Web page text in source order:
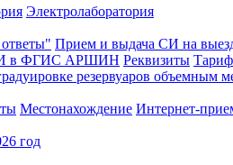
Электролаборатория
Прием и выдача СИ на
СИ в ФГИС АРШИН Реквизиты
резервуаров объемным
Местонахождение Интернет-
год